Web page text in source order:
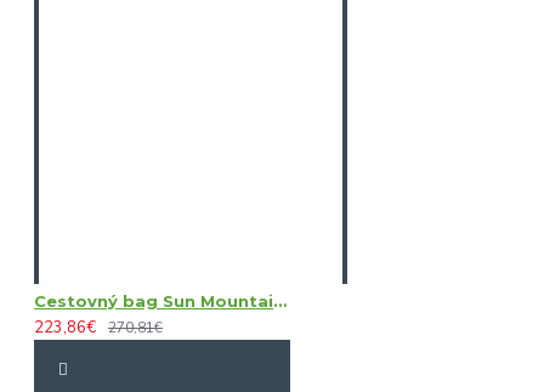
Cestovný bag Sun Mountain KUBE T CVR
223,86€ 270,81€